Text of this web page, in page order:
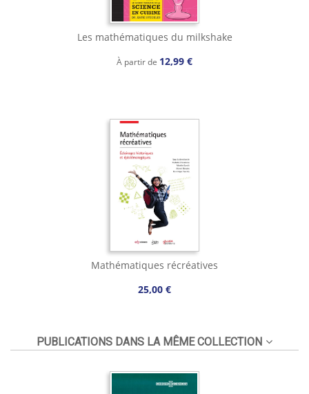
Les mathématiques du milkshake
À partir de 12,99 €
Mathématiques récréatives
25,00 €
PUBLICATIONS DANS LA MÊME COLLECTION